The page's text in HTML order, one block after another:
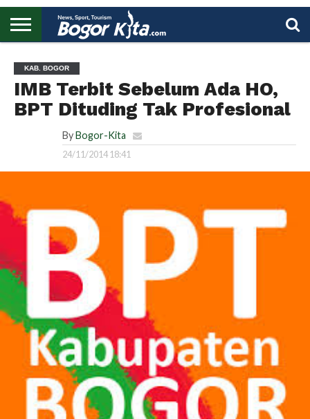
UTAMA
KAB. BOGOR
IMB Terbit Sebelum Ada HO,
BPT Dituding Tak Profesional
By Bogor-Kita
24/11/2014 18:41